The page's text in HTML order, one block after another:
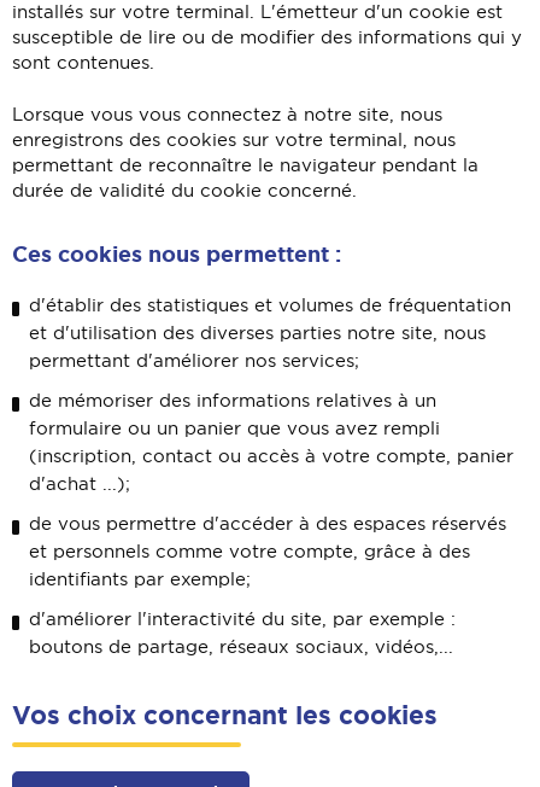
installés sur votre terminal. L'émetteur d'un cookie est
susceptible de lire ou de modifier des informations qui y
sont contenues.
Lorsque vous vous connectez à notre site, nous
enregistrons des cookies sur votre terminal, nous
permettant de reconnaître le navigateur pendant la
durée de validité du cookie concerné.
Ces cookies nous permettent :
d'établir des statistiques et volumes de fréquentation
et d'utilisation des diverses parties notre site, nous
permettant d'améliorer nos services;
de mémoriser des informations relatives à un
formulaire ou un panier que vous avez rempli
(inscription, contact ou accès à votre compte, panier
d'achat ...);
de vous permettre d'accéder à des espaces réservés
et personnels comme votre compte, grâce à des
identifiants par exemple;
d'améliorer l'interactivité du site, par exemple :
boutons de partage, réseaux sociaux, vidéos,...
Vos choix concernant les cookies